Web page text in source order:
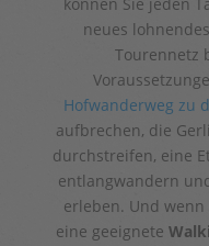
neues
Tourennetz
Hofwanderweg zu
aufbrechen, die
durchstreifen, eine
entlangwandern
erleben. Und
eine geeignete